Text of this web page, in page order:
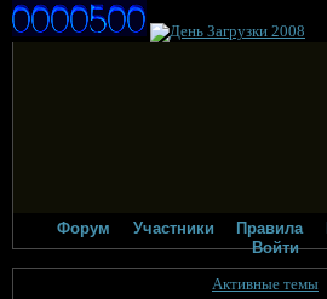
Форум Участники Правила
Войти
Активные темы